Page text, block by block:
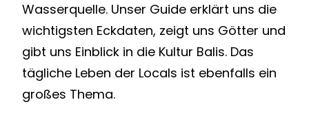
Wasserquelle. Unser Guide erklärt uns die
wichtigsten Eckdaten, zeigt uns Götter und
gibt uns Einblick in die Kultur Balis. Das
tägliche Leben der Locals ist ebenfalls ein
großes Thema.